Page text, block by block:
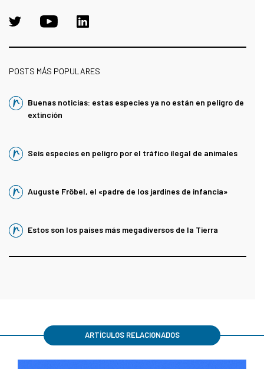
POSTS MÁS POPULARES
Buenas noticias: estas especies ya no están en peligro de
extinción
Seis especies en peligro por el tráfico ilegal de animales
Auguste Fröbel, el «padre de los jardines de infancia»
Estos son los países más megadiversos de la Tierra
ARTÍCULOS RELACIONADOS